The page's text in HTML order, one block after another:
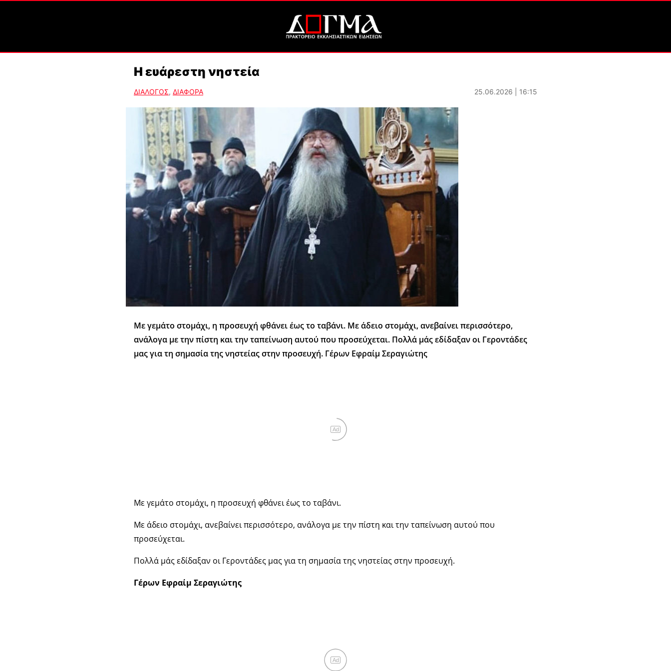
Η ευάρεστη νηστεία
ΔΙΑΛΟΓΟΣ, ΔΙΑΦΟΡΑ 25.06.2026 | 16:15
Με γεμάτο στομάχι, η προσευχή φθάνει έως το ταβάνι. Με άδειο στομάχι, ανεβαίνει περισσότερο,
ανάλογα με την πίστη και την ταπείνωση αυτού που προσεύχεται. Πολλά μάς εδίδαξαν οι Γεροντάδες
μας για τη σημασία της νηστείας στην προσευχή. Γέρων Εφραίμ Σεραγιώτης
Ad
Με γεμάτο στομάχι, η προσευχή φθάνει έως το ταβάνι.
Με άδειο στομάχι, ανεβαίνει περισσότερο, ανάλογα με την πίστη και την ταπείνωση αυτού που
προσεύχεται.
Πολλά μάς εδίδαξαν οι Γεροντάδες μας για τη σημασία της νηστείας στην προσευχή.
Γέρων Εφραίμ Σεραγιώτης
Ad